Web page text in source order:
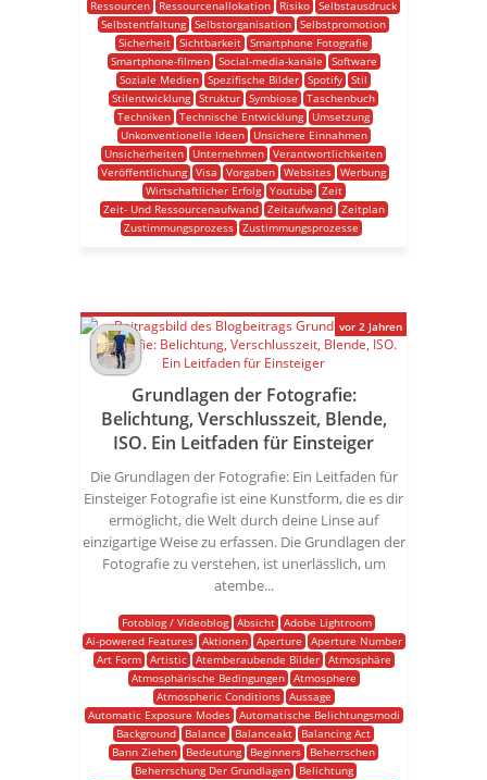
Ressourcen Ressourcenallokation Risiko Selbstausdruck
Selbstentfaltung Selbstorganisation Selbstpromotion
Sicherheit Sichtbarkeit Smartphone Fotografie
Smartphone-filmen
Social-media-kanäle
Software
Soziale Medien Spezifische Bilder Spotify Stil
Stilentwicklung Struktur Symbiose
Taschenbuch
Techniken Technische Entwicklung
Umsetzung
Unkonventionelle Ideen
Unsichere Einnahmen
Unsicherheiten
Unternehmen Verantwortlichkeiten
Veröffentlichung Visa Vorgaben Websites Werbung
Wirtschaftlicher Erfolg
Youtube
Zeit
Zeit- Und Ressourcenaufwand
Zeitaufwand
Zeitplan
Zustimmungsprozess
Zustimmungsprozesse
Grundlagen der Fotografie:
Belichtung, Verschlusszeit, Blende,
ISO. Ein Leitfaden für Einsteiger
Die Grundlagen der Fotografie: Ein Leitfaden für
Einsteiger Fotografie ist eine Kunstform, die es dir
ermöglicht, die Welt durch deine Linse auf
einzigartige Weise zu erfassen. Die Grundlagen der
Fotografie zu verstehen, ist unerlässlich, um
atembe...
Fotoblog / Videoblog Absicht
Adobe Lightroom
Ai-powered Features
Aktionen Aperture
Aperture Number
Art Form
Artistic Atemberaubende Bilder
Atmosphäre
Atmosphärische Bedingungen
Atmosphere
Atmospheric Conditions
Aussage
Automatic Exposure Modes
Automatische Belichtungsmodi
Background
Balance Balanceakt
Balancing Act
Bann Ziehen
Bedeutung Beginners
Beherrschen
Beherrschung Der Grundlagen
Belichtung
vor 2 Jahren